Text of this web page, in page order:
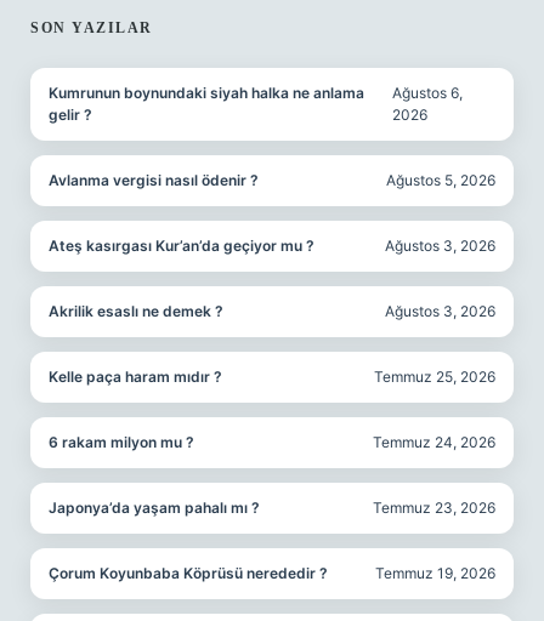
SON YAZILAR
Kumrunun boynundaki siyah halka ne anlama
gelir ?
Ağustos 6,
2026
Avlanma vergisi nasıl ödenir ? Ağustos 5, 2026
Ateş kasırgası Kur’an’da geçiyor mu ? Ağustos 3, 2026
Akrilik esaslı ne demek ? Ağustos 3, 2026
Kelle paça haram mıdır ? Temmuz 25, 2026
6 rakam milyon mu ? Temmuz 24, 2026
Japonya’da yaşam pahalı mı ? Temmuz 23, 2026
Çorum Koyunbaba Köprüsü nerededir ? Temmuz 19, 2026